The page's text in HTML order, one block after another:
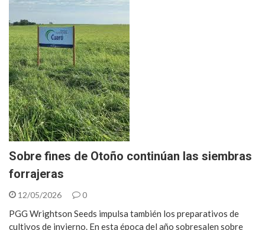
Sobre fines de Otoño continúan las siembras
forrajeras
12/05/2026 0
PGG Wrightson Seeds impulsa también los preparativos de
cultivos de invierno. En esta época del año sobresalen sobre